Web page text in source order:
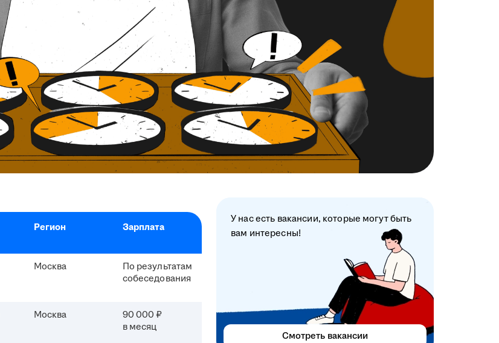
Регион Зарплата
Москва
По результатам
собеседования
Москва
90 000 ₽
в месяц
У нас есть вакансии, которые могут быть
вам интересны!
Смотреть вакансии